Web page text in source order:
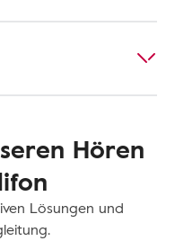
Hören
Lösungen und